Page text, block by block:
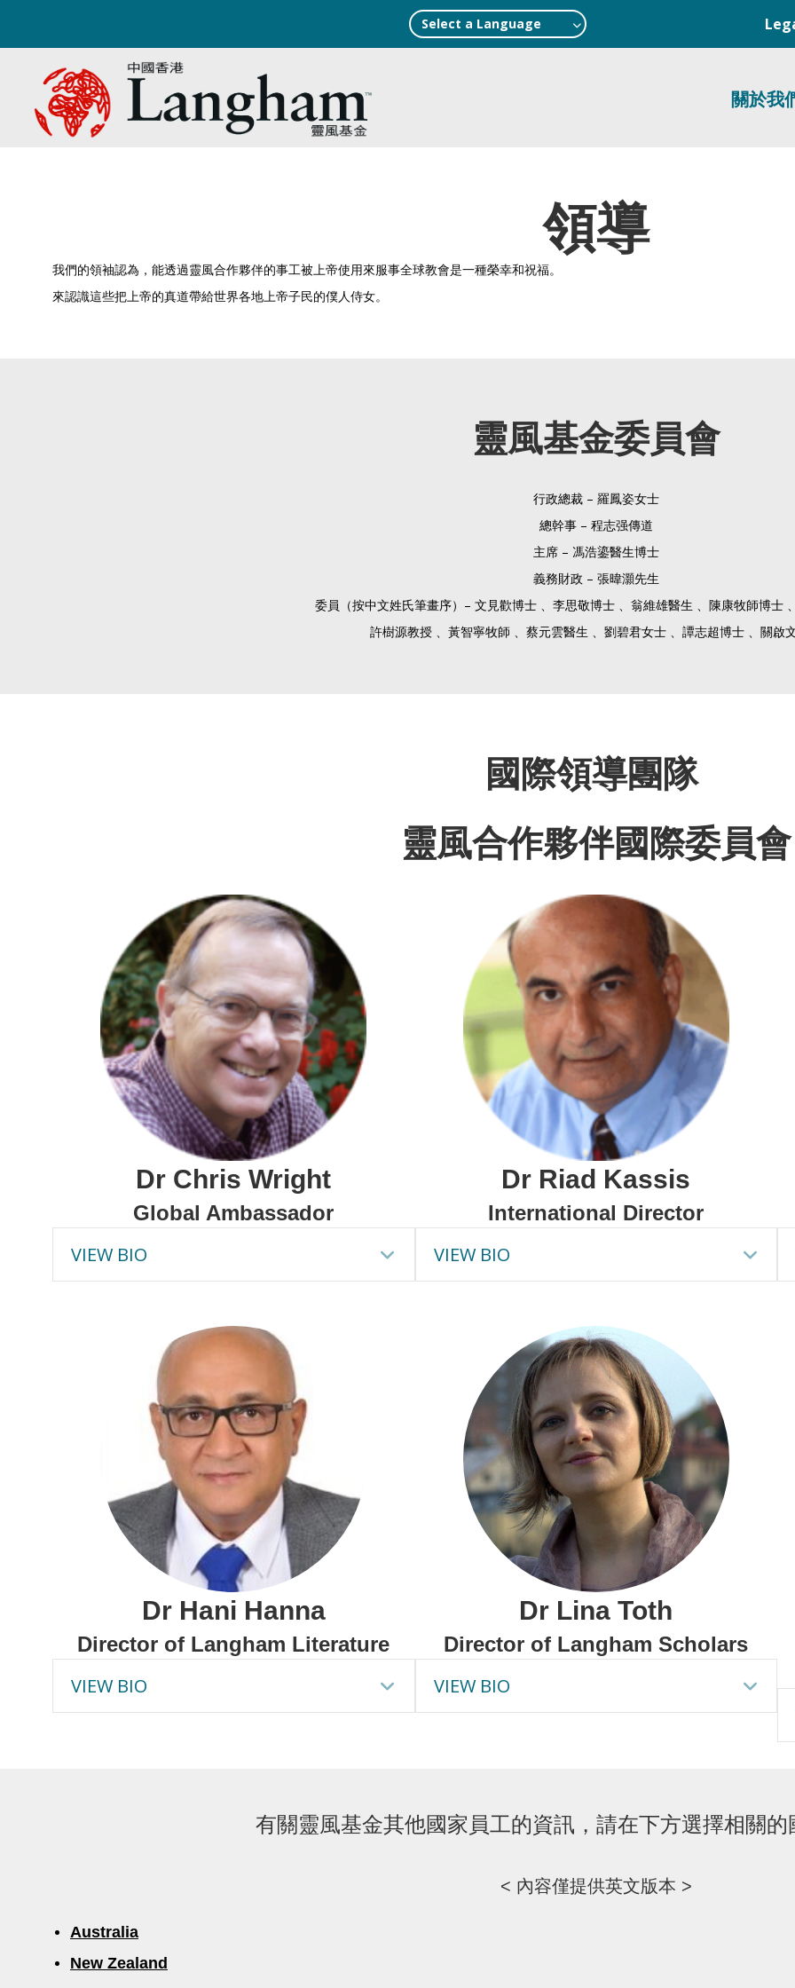
Select a Language
關於我
領導
我們的領袖認為，能透過靈風合作夥伴的事工被上帝使用來服事全球教會是一種榮幸和祝福。
來認識這些把上帝的真道帶給世界各地上帝子民的僕人侍女。
靈風基金委員會
行政總裁 – 羅鳳姿女士
總幹事 – 程志强傳道
主席 – 馮浩鎏醫生博士
義務財政 – 張暐灝先生
委員（按中文姓氏筆畫序） – 文見歡博士 、 李思敬博士 、 翁維雄醫生 、 陳康牧師博士 、
許樹源教授 、黃智寧牧師 、 蔡元雲醫生 、劉碧君女士 、 譚志超博士 、 關啟
國際領導團隊
靈風合作夥伴國際委員會
Dr Chris Wright
Global Ambassador
VIEW BIO
Expand
Dr Riad Kassis
International Director
VIEW BIO
Dr Hani Hanna
Director of Langham Literature
VIEW BIO
Expand
Dr Lina Toth
Director of Langham Scholars
VIEW BIO
有關靈風基金其他國家員工的資訊， 請在下方選擇相關的
< 內容僅提供英文版本 >
Australia
New Zealand